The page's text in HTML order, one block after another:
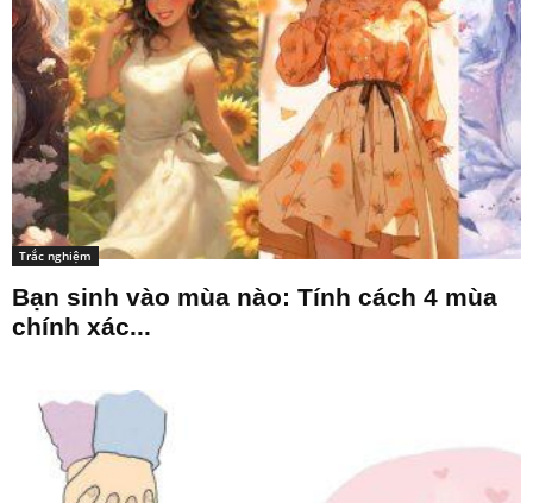
Trắc nghiệm
Bạn sinh vào mùa nào: Tính cách 4 mùa
chính xác...